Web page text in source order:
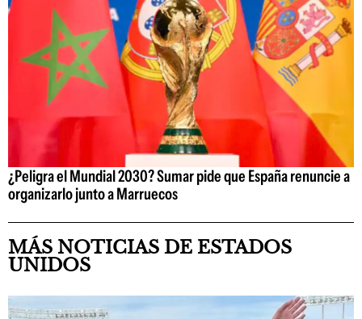
¿Peligra el Mundial 2030? Sumar pide que España renuncie a
organizarlo junto a Marruecos
MÁS NOTICIAS DE ESTADOS
UNIDOS